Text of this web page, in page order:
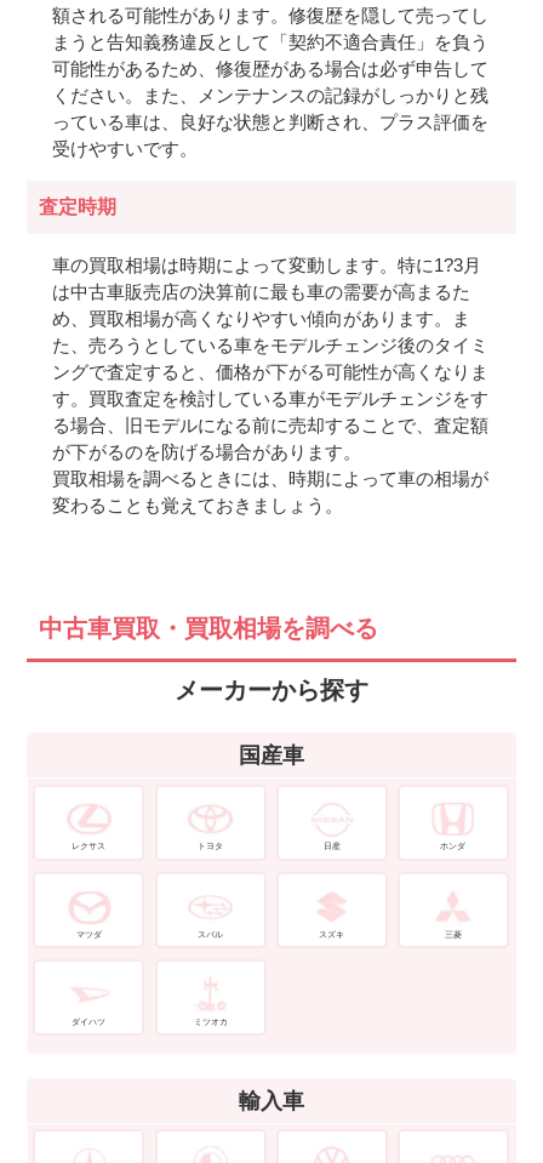
額される可能性があります。修復歴を隠して売ってし
まうと告知義務違反として「契約不適合責任」を負う
可能性があるため、修復歴がある場合は必ず申告して
ください。また、メンテナンスの記録がしっかりと残
っている車は、良好な状態と判断され、プラス評価を
受けやすいです。
査定時期
車の買取相場は時期によって変動します。特に1?3月
は中古車販売店の決算前に最も車の需要が高まるた
め、買取相場が高くなりやすい傾向があります。ま
た、売ろうとしている車をモデルチェンジ後のタイミ
ングで査定すると、価格が下がる可能性が高くなりま
す。買取査定を検討している車がモデルチェンジをす
る場合、旧モデルになる前に売却することで、査定額
が下がるのを防げる場合があります。
買取相場を調べるときには、時期によって車の相場が
変わることも覚えておきましょう。
中古車買取・買取相場を調べる
メーカーから探す
国産車
レクサス トヨタ 日産 ホンダ
マツダ スバル スズキ 三菱
ダイハツ ミツオカ
輸入車